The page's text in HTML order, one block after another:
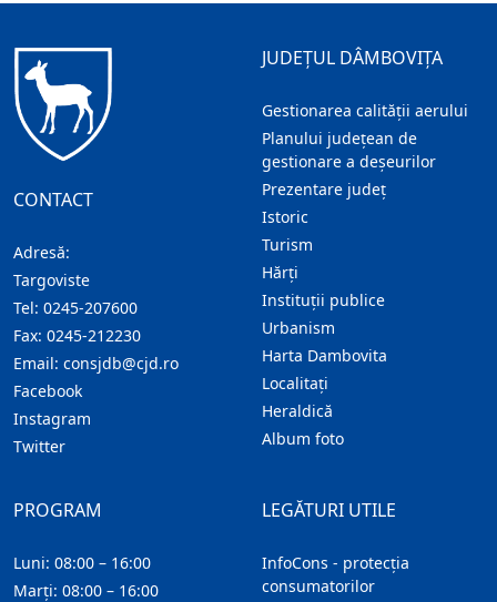
CONTACT
Adresă:
Targoviste
Tel: 0245-207600
Fax: 0245-212230
Email: consjdb@cjd.ro
Facebook
Instagram
Twitter
JUDEȚUL DÂMBOVIȚA
Gestionarea calității aerului
Planului județean de
gestionare a deșeurilor
Prezentare judeţ
Istoric
Turism
Hărţi
Instituţii publice
Urbanism
Harta Dambovita
Localitaţi
Heraldică
Album foto
LEGĂTURI UTILE
InfoCons - protecția
consumatorilor
PROGRAM
Luni: 08:00 – 16:00
Marți: 08:00 – 16:00